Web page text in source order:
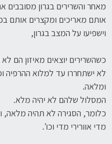
מאחר והשרירים בגרון מסובבים
אותם מאריכים ומקצרים אותם
וישפיעו על המצב בגרון,
כשהשרירים יוצאים מאיזון הם
לא ישתחררו עד למלוא ההרפיה
ומלאה.
המסלול שלהם לא יהיה מלא.
כלומר, הסגירה לא תהיה
מדי אוורירי מדי וכו'.